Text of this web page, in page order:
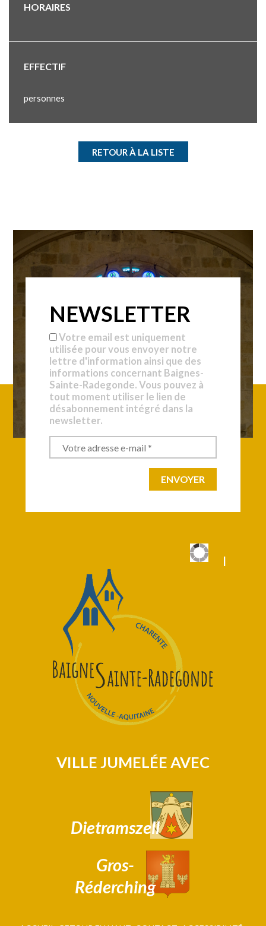
HORAIRES
EFFECTIF
personnes
RETOUR À LA LISTE
NEWSLETTER
Votre email est uniquement
utilisée pour vous envoyer notre
lettre d'information ainsi que des
informations concernant Baignes-
Sainte-Radegonde. Vous pouvez à
tout moment utiliser le lien de
désabonnement intégré dans la
newsletter.
|
VILLE JUMELÉE AVEC
Dietramszell
Gros-
Réderching